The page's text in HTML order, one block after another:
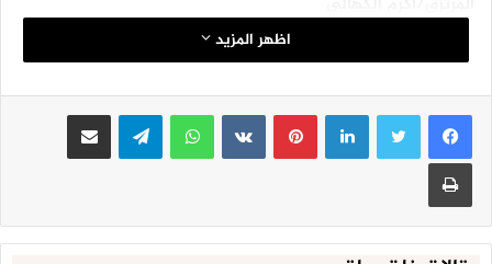
المرتزق/نافع حسن الوقيدي
المرتزق/ناصر رضوان زايد
المرتزق/صالح عمودي
المرتزق/مجاهد ابو مرعبه
المرتزق/عبدالمجيد الهلاني
اظهر المزيد
لينكدإنبينتيريست واتساب تيلقرام مشاركة عبر البريد
طباعة